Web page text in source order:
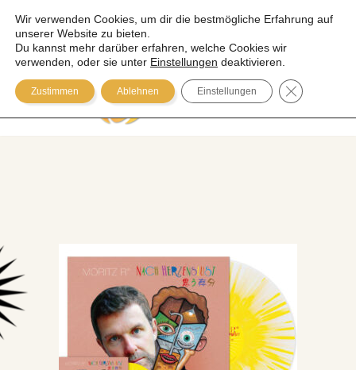
Zum
Inhalt
springen
Wir verwenden Cookies, um dir die bestmögliche Erfahrung auf
unserer Website zu bieten.
Du kannst mehr darüber erfahren, welche Cookies wir
verwenden, oder sie unter Einstellungen deaktivieren.
Zustimmen Ablehnen Einstellungen GDPR